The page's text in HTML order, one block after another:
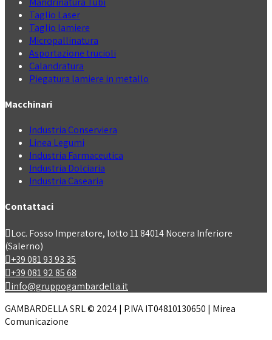
Taglio Laser
Taglio lamiere
Micropallinatura
Asportazione trucioli
Calandratura
Piegatura lamiere in metallo
Macchinari
Industria Conserviera
Linea Legumi
Industria Farmaceutica
Industria Dolciaria
Industria Casearia
Contattaci
Loc. Fosso Imperatore, lotto 11 84014 Nocera Inferiore
(Salerno)
+39 081 93 93 35
+39 081 92 85 68
info@gruppogambardella.it
GAMBARDELLA SRL © 2024 | P.IVA IT04810130650 | Mirea
Comunicazione